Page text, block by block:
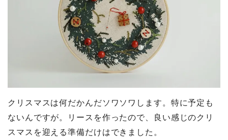
クリスマスは何だかんだソワソワします。特に予定も
ないんですが。リースを作ったので、良い感じのクリ
スマスを迎える準備だけはできました。